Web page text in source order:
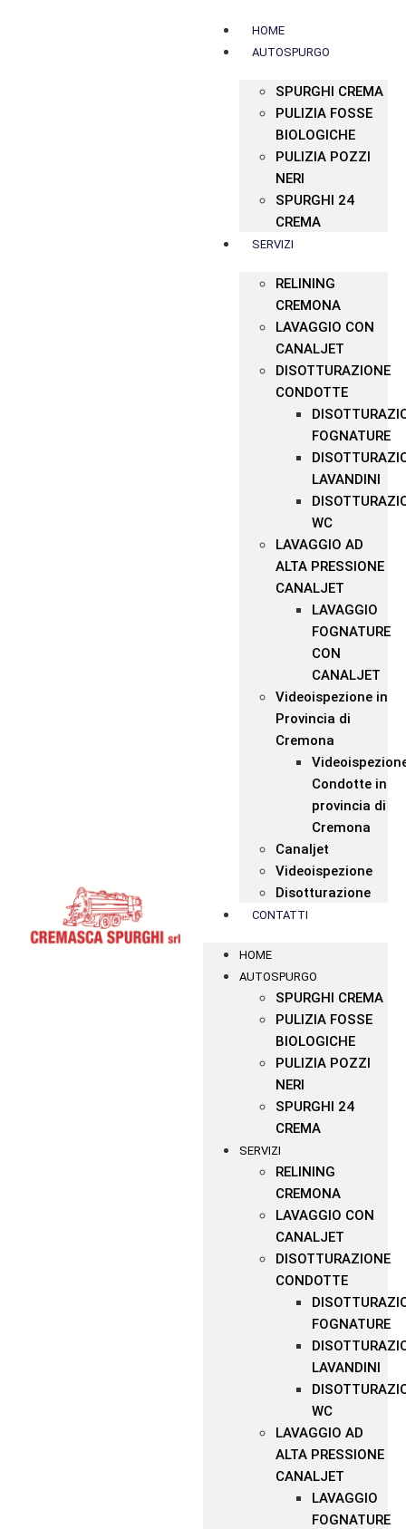
HOME
AUTOSPURGO
SPURGHI CREMA
PULIZIA FOSSE
BIOLOGICHE
PULIZIA POZZI
NERI
SPURGHI 24
CREMA
SERVIZI
RELINING
CREMONA
LAVAGGIO CON
CANALJET
DISOTTURAZIONE
CONDOTTE
FOGNATURE
LAVANDINI
WC
LAVAGGIO AD
ALTA PRESSIONE
CANALJET
LAVAGGIO
FOGNATURE
CON
CANALJET
Videoispezione in
Provincia di
Cremona
Condotte in
provincia di
Cremona
Canaljet
Videoispezione
Disotturazione
CONTATTI
HOME
AUTOSPURGO
SPURGHI CREMA
PULIZIA FOSSE
BIOLOGICHE
PULIZIA POZZI
NERI
SPURGHI 24
CREMA
SERVIZI
RELINING
CREMONA
LAVAGGIO CON
CANALJET
DISOTTURAZIONE
CONDOTTE
FOGNATURE
LAVANDINI
WC
LAVAGGIO AD
ALTA PRESSIONE
CANALJET
LAVAGGIO
FOGNATURE